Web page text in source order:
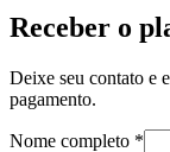
Receber o
Deixe seu contato e
pagamento.
Nome completo *